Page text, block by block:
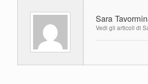
e
b
o
o
k
er
vi
di
Sara
Vedi gli articoli di